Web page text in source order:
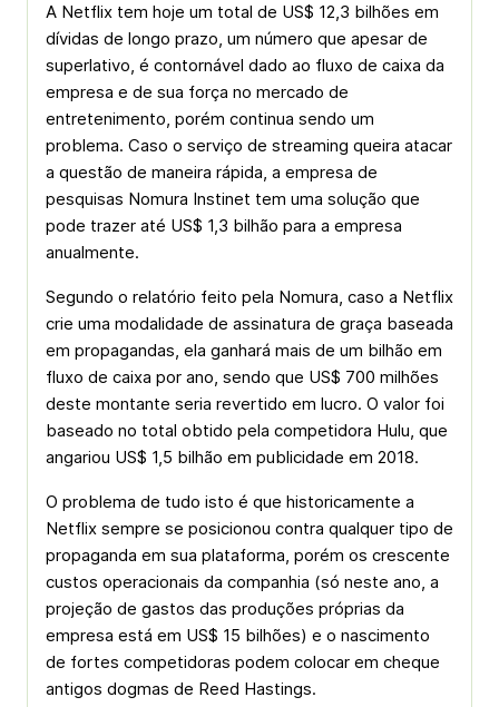
A Netflix tem hoje um total de US$ 12,3 bilhões em
dívidas de longo prazo, um número que apesar de
superlativo, é contornável dado ao fluxo de caixa da
empresa e de sua força no mercado de
entretenimento, porém continua sendo um
problema. Caso o serviço de streaming queira atacar
a questão de maneira rápida, a empresa de
pesquisas Nomura Instinet tem uma solução que
pode trazer até US$ 1,3 bilhão para a empresa
anualmente.
Segundo o relatório feito pela Nomura, caso a Netflix
crie uma modalidade de assinatura de graça baseada
em propagandas, ela ganhará mais de um bilhão em
fluxo de caixa por ano, sendo que US$ 700 milhões
deste montante seria revertido em lucro. O valor foi
baseado no total obtido pela competidora Hulu, que
angariou US$ 1,5 bilhão em publicidade em 2018.
O problema de tudo isto é que historicamente a
Netflix sempre se posicionou contra qualquer tipo de
propaganda em sua plataforma, porém os crescente
custos operacionais da companhia (só neste ano, a
projeção de gastos das produções próprias da
empresa está em US$ 15 bilhões) e o nascimento
de fortes competidoras podem colocar em cheque
antigos dogmas de Reed Hastings.